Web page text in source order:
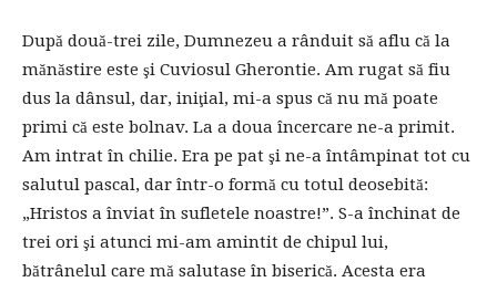
După două-trei zile, Dumnezeu a rânduit să aflu că la
mănăstire este şi Cuviosul Gherontie. Am rugat să fiu
dus la dânsul, dar, iniţial, mi-a spus că nu mă poate
primi că este bolnav. La a doua încercare ne-a primit.
Am intrat în chilie. Era pe pat şi ne-a întâmpinat tot cu
salutul pascal, dar într-o formă cu totul deosebită:
„Hristos a înviat în sufletele noastre!”. S-a închinat de
trei ori şi atunci mi-am amintit de chipul lui,
bătrânelul care mă salutase în biserică. Acesta era